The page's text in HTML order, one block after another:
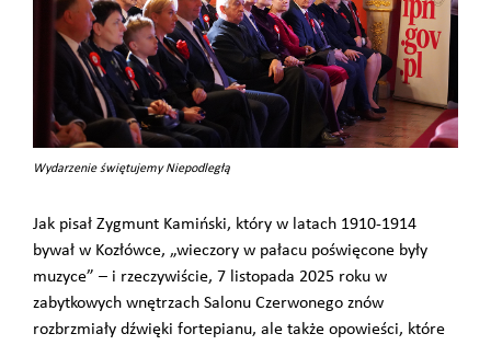
Wydarzenie świętujemy Niepodległą
Jak pisał Zygmunt Kamiński, który w latach 1910-1914
bywał w Kozłówce, „wieczory w pałacu poświęcone były
muzyce” – i rzeczywiście, 7 listopada 2025 roku w
zabytkowych wnętrzach Salonu Czerwonego znów
rozbrzmiały dźwięki fortepianu, ale także opowieści, które